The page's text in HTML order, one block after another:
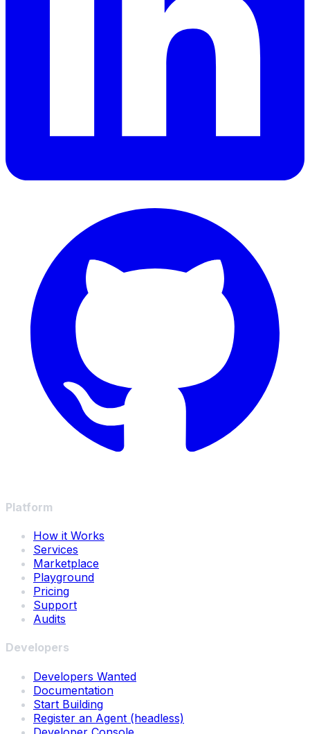
Platform
How it Works
Services
Marketplace
Playground
Pricing
Support
Audits
Developers
Developers Wanted
Documentation
Start Building
Register an Agent (headless)